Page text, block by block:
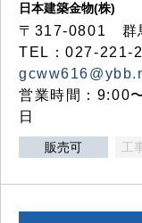
日本建築金物(株)
〒317‐0801 群
TEL：027-221-
営業時間：9:00
日
販売可 工